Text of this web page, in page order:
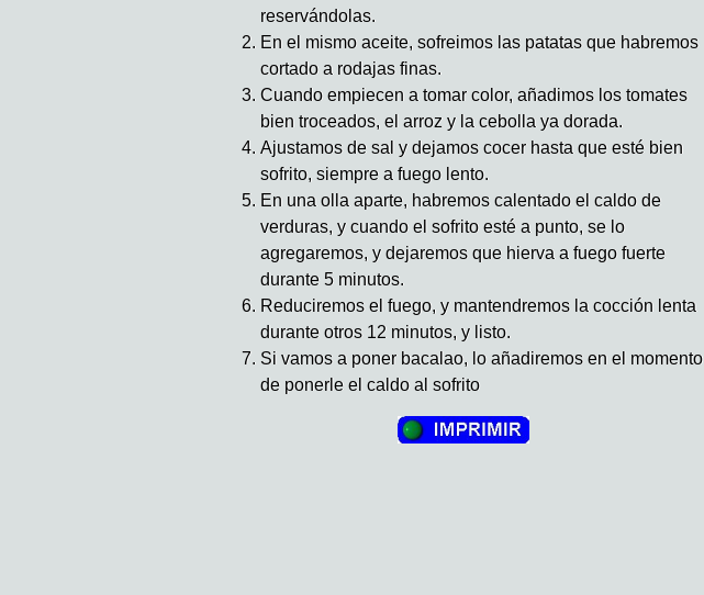
reservándolas.
En el mismo aceite, sofreimos las patatas que habremos
cortado a rodajas finas.
Cuando empiecen a tomar color, añadimos los tomates
bien troceados, el arroz y la cebolla ya dorada.
Ajustamos de sal y dejamos cocer hasta que esté bien
sofrito, siempre a fuego lento.
En una olla aparte, habremos calentado el caldo de
verduras, y cuando el sofrito esté a punto, se lo
agregaremos, y dejaremos que hierva a fuego fuerte
durante 5 minutos.
Reduciremos el fuego, y mantendremos la cocción lenta
durante otros 12 minutos, y listo.
Si vamos a poner bacalao, lo añadiremos en el momento
de ponerle el caldo al sofrito